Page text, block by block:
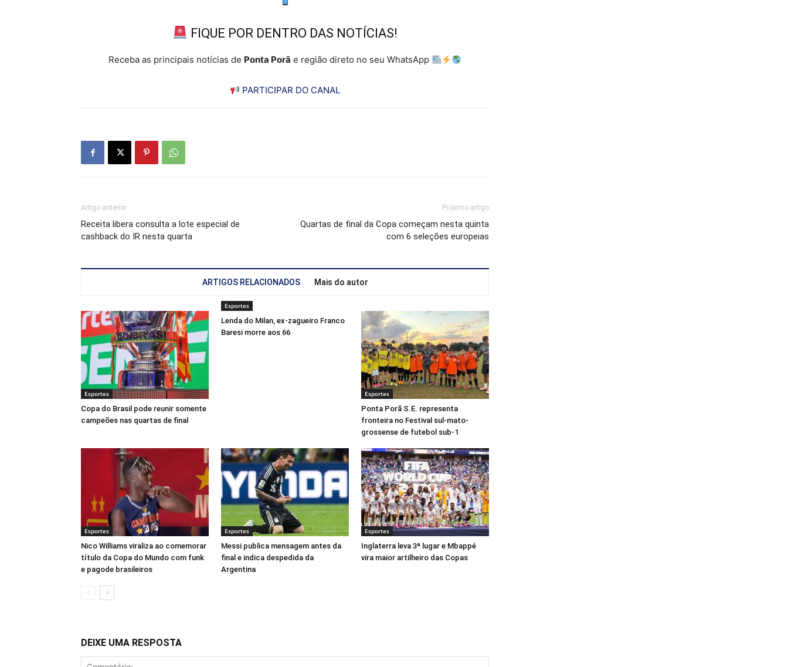
FIQUE POR DENTRO DAS NOTÍCIAS!
Receba as principais notícias de Ponta Porã e região direto no seu WhatsApp
PARTICIPAR DO CANAL
Artigo anterior
Receita libera consulta a lote especial de
cashback do IR nesta quarta
Próximo artigo
Quartas de final da Copa começam nesta quinta
com 6 seleções europeias
ARTIGOS RELACIONADOS Mais do autor
Esportes
Copa do Brasil pode reunir somente
campeões nas quartas de final
Esportes
Lenda do Milan, ex-zagueiro Franco
Baresi morre aos 66
Esportes
Ponta Porã S.E. representa
fronteira no Festival sul-mato-
grossense de futebol sub-1
Esportes
Nico Williams viraliza ao comemorar
título da Copa do Mundo com funk
e pagode brasileiros
Esportes
Messi publica mensagem antes da
final e indica despedida da
Argentina
Esportes
Inglaterra leva 3ª lugar e Mbappé
vira maior artilheiro das Copas
DEIXE UMA RESPOSTA